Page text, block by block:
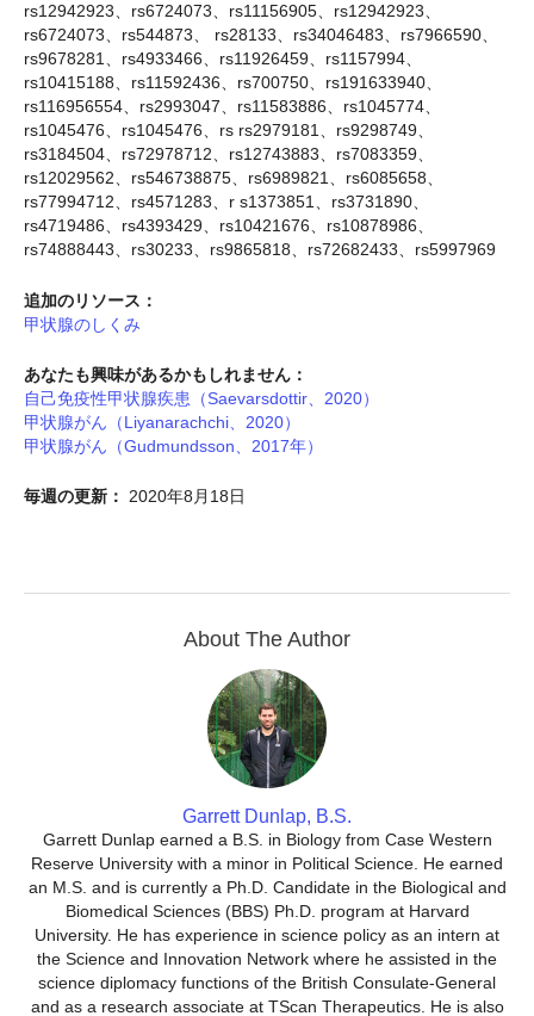
rs12942923、rs6724073、rs11156905、rs12942923、
rs6724073、rs544873、 rs28133、rs34046483、rs7966590、
rs9678281、rs4933466、rs11926459、rs1157994、
rs10415188、rs11592436、rs700750、rs191633940、
rs116956554、rs2993047、rs11583886、rs1045774、
rs1045476、rs1045476、rs rs2979181、rs9298749、
rs3184504、rs72978712、rs12743883、rs7083359、
rs12029562、rs546738875、rs6989821、rs6085658、
rs77994712、rs4571283、r s1373851、rs3731890、
rs4719486、rs4393429、rs10421676、rs10878986、
rs74888443、rs30233、rs9865818、rs72682433、rs5997969
追加のリソース：
甲状腺のしくみ
あなたも興味があるかもしれません：
自己免疫性甲状腺疾患（Saevarsdottir、2020）
甲状腺がん（Liyanarachchi、2020）
甲状腺がん（Gudmundsson、2017年）
毎週の更新： 2020年8月18日
About The Author
Garrett Dunlap, B.S.
Garrett Dunlap earned a B.S. in Biology from Case Western
Reserve University with a minor in Political Science. He earned
an M.S. and is currently a Ph.D. Candidate in the Biological and
Biomedical Sciences (BBS) Ph.D. program at Harvard
University. He has experience in science policy as an intern at
the Science and Innovation Network where he assisted in the
science diplomacy functions of the British Consulate-General
and as a research associate at TScan Therapeutics. He is also